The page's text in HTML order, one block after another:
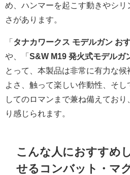
め、ハンマーを起こす動きやシリ
さがあります。
「 タナカワークス モデルガン お
や、「 S&W M19 発火式モデルガ
とって、本製品は非常に有力な候
よさ、触って楽しい作動性、そし
してのロマンまで兼ね備えてお
り感じられます。
こんな人におすすめ
せるコンバット・マ